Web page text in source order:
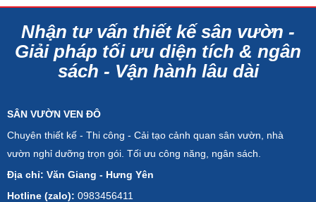
Nhận tư vấn thiết kế sân vườn -
Giải pháp tối ưu diện tích & ngân
sách - Vận hành lâu dài
SÂN VƯỜN VEN ĐÔ
Chuyên thiết kế - Thi công - Cải tạo cảnh quan sân vườn, nhà
vườn nghỉ dưỡng trọn gói. Tối ưu công năng, ngân sách.
Địa chỉ: Văn Giang - Hưng Yên
Hotline (zalo): 0983456411